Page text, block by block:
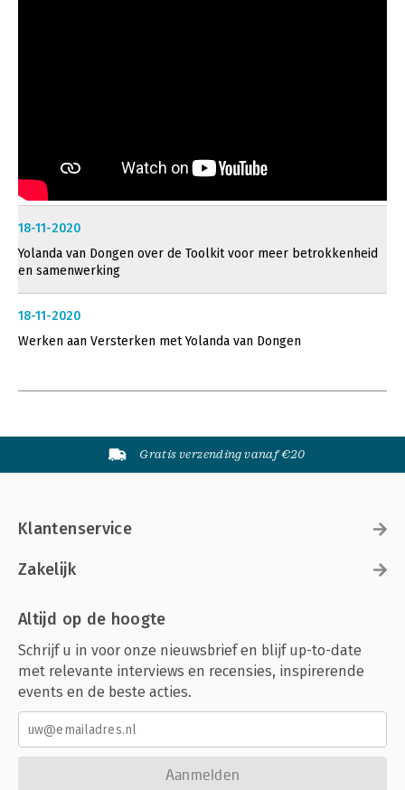
18-11-2020
Yolanda van Dongen over de Toolkit voor meer betrokkenheid
en samenwerking
18-11-2020
Werken aan Versterken met Yolanda van Dongen
Gratis verzending vanaf €20
Klantenservice
Zakelijk
Altijd op de hoogte
Schrijf u in voor onze nieuwsbrief en blijf up-to-date
met relevante interviews en recensies, inspirerende
events en de beste acties.
Aanmelden